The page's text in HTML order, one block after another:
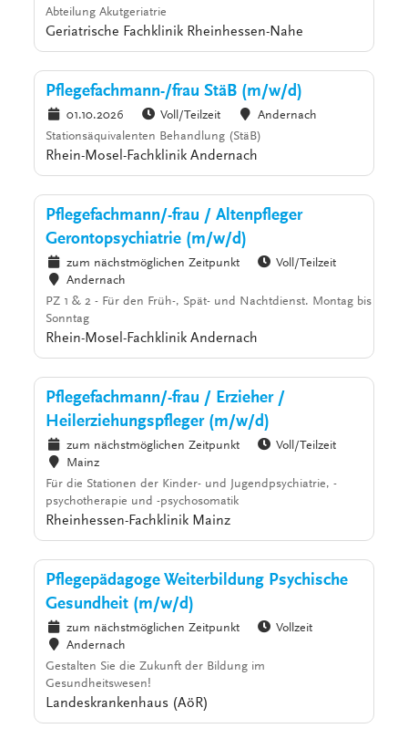
Abteilung Akutgeriatrie
Geriatrische Fachklinik Rheinhessen-Nahe
Pflegefachmann-/frau StäB (m/w/d)
01.10.2026 Voll/Teilzeit
Andernach
Stationsäquivalenten Behandlung (StäB)
Rhein-Mosel-Fachklinik Andernach
Pflegefachmann/-frau / Altenpfleger
Gerontopsychiatrie (m/w/d)
zum nächstmöglichen Zeitpunkt
Voll/Teilzeit
Andernach
PZ 1 & 2 - Für den Früh-, Spät- und Nachtdienst. Montag bis
Sonntag
Rhein-Mosel-Fachklinik Andernach
Pflegefachmann/-frau / Erzieher /
Heilerziehungspfleger (m/w/d)
zum nächstmöglichen Zeitpunkt
Voll/Teilzeit
Mainz
Für die Stationen der Kinder- und Jugendpsychiatrie, -
psychotherapie und -psychosomatik
Rheinhessen-Fachklinik Mainz
Pflegepädagoge Weiterbildung Psychische
Gesundheit (m/w/d)
zum nächstmöglichen Zeitpunkt
Vollzeit
Andernach
Gestalten Sie die Zukunft der Bildung im
Gesundheitswesen!
Landeskrankenhaus (AöR)